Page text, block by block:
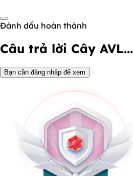
Đánh dấu hoàn thành
Câu trả lời Cây AVL...
Bạn cần đăng nhập để xem